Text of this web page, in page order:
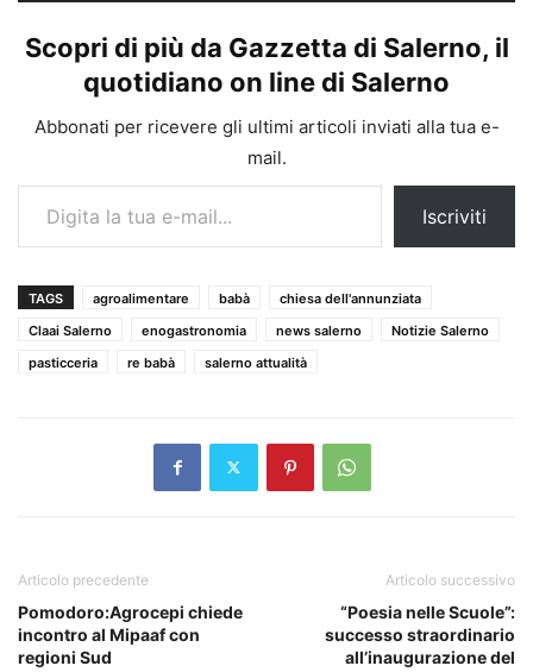
Scopri di più da Gazzetta di Salerno, il
quotidiano on line di Salerno
Abbonati per ricevere gli ultimi articoli inviati alla tua e-
mail.
Digita la tua e-mail...
Iscriviti
TAGS agroalimentare babà
chiesa dell'annunziata
Claai Salerno
enogastronomia news salerno
Notizie Salerno
pasticceria
re babà salerno attualità
Articolo precedente
Pomodoro:Agrocepi chiede
incontro al Mipaaf con
regioni Sud
Articolo successivo
“Poesia nelle Scuole”:
successo straordinario
all’inaugurazione del